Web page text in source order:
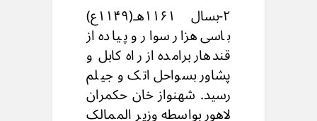
۲-بسال ۱۱۶۱هـ(۱۱۴۹ع)
باسی هزار سوار و پیاده از
قندهار برامده از راه کابل و
پشاور بسواحل اتک و جیلم
رسید. شهنواز خان حکمران
لاهور بواسطه وزیر الممالک